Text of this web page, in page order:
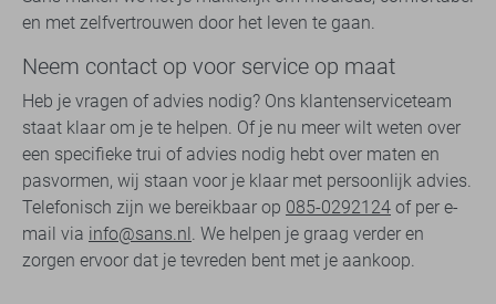
en met zelfvertrouwen door het leven te gaan.
Neem contact op voor service op maat
Heb je vragen of advies nodig? Ons klantenserviceteam
staat klaar om je te helpen. Of je nu meer wilt weten over
een specifieke trui of advies nodig hebt over maten en
pasvormen, wij staan voor je klaar met persoonlijk advies.
Telefonisch zijn we bereikbaar op 085-0292124 of per e-
mail via info@sans.nl. We helpen je graag verder en
zorgen ervoor dat je tevreden bent met je aankoop.